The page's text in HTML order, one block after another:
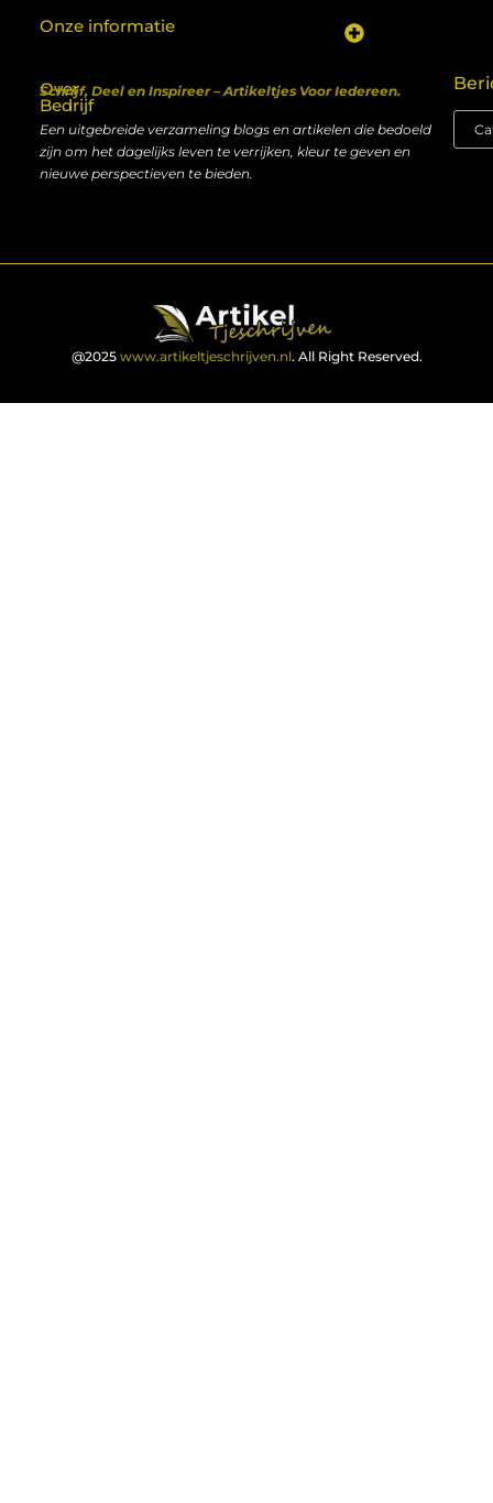
Over
Bedrijf
Schrijf, Deel en Inspireer – Artikeltjes Voor Iedereen.
Een uitgebreide verzameling blogs en artikelen die bedoeld
zijn om het dagelijks leven te verrijken, kleur te geven en
nieuwe perspectieven te bieden.
Onze informatie
@2025 www.artikeltjeschrijven.nl. All Right Reserved.